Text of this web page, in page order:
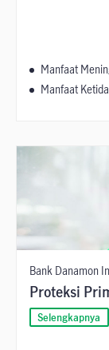
Manfaat
Manfaat
Bank Danamon
Proteksi
Selengkapnya